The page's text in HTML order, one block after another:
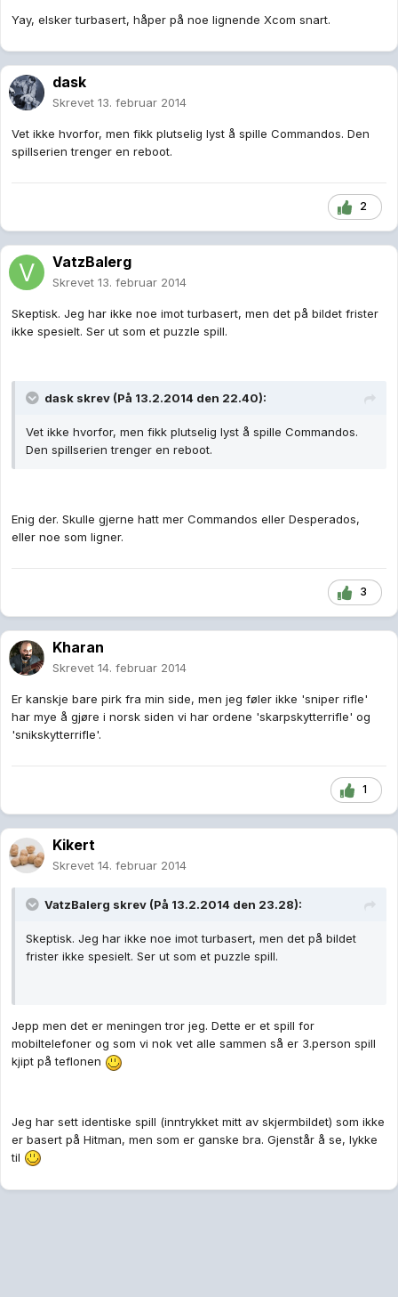
Yay, elsker turbasert, håper på noe lignende Xcom snart.
dask
Skrevet 13. februar 2014
Vet ikke hvorfor, men fikk plutselig lyst å spille Commandos. Den
spillserien trenger en reboot.
2
VatzBalerg
Skrevet 13. februar 2014
Skeptisk. Jeg har ikke noe imot turbasert, men det på bildet frister
ikke spesielt. Ser ut som et puzzle spill.
dask skrev (På 13.2.2014 den 22.40):
Vet ikke hvorfor, men fikk plutselig lyst å spille Commandos.
Den spillserien trenger en reboot.
Enig der. Skulle gjerne hatt mer Commandos eller Desperados,
eller noe som ligner.
3
Kharan
Skrevet 14. februar 2014
Er kanskje bare pirk fra min side, men jeg føler ikke 'sniper rifle'
har mye å gjøre i norsk siden vi har ordene 'skarpskytterrifle' og
'snikskytterrifle'.
1
Kikert
Skrevet 14. februar 2014
VatzBalerg skrev (På 13.2.2014 den 23.28):
Skeptisk. Jeg har ikke noe imot turbasert, men det på bildet
frister ikke spesielt. Ser ut som et puzzle spill.
Jepp men det er meningen tror jeg. Dette er et spill for
mobiltelefoner og som vi nok vet alle sammen så er 3.person spill
kjipt på teflonen
Jeg har sett identiske spill (inntrykket mitt av skjermbildet) som ikke
er basert på Hitman, men som er ganske bra. Gjenstår å se, lykke
til